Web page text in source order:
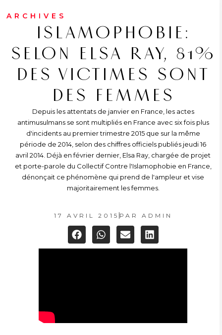
ARCHIVES
ISLAMOPHOBIE:
SELON ELSA RAY, 81%
DES VICTIMES SONT
DES FEMMES
Depuis les attentats de janvier en France, les actes
antimusulmans se sont multipliés en France avec six fois plus
d'incidents au premier trimestre 2015 que sur la même
période de 2014, selon des chiffres officiels publiés jeudi 16
avril 2014. Déjà en février dernier, Elsa Ray, chargée de projet
et porte-parole du Collectif Contre l'Islamophobie en France,
dénonçait ce phénomène qui prend de l'ampleur et vise
majoritairement les femmes.
17 AVRIL 2015 PAR ADMIN